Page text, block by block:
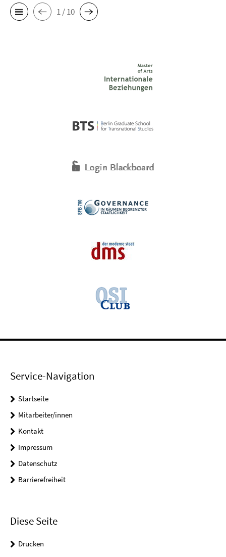
1 / 10
Service-Navigation
Startseite
Mitarbeiter/innen
Kontakt
Impressum
Datenschutz
Barrierefreiheit
Diese Seite
Drucken